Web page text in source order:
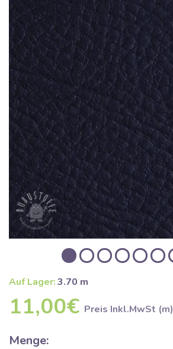
Auf Lager:3.70 m
11,00€ Preis Inkl.MwSt (m)
Menge: